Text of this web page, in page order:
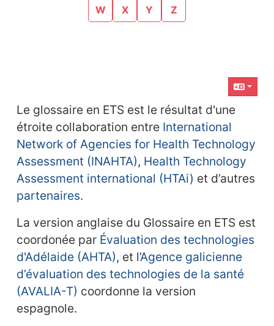
W
X Y Z
Le glossaire en ETS est le résultat d'une
étroite collaboration entre International
Network of Agencies for Health Technology
Assessment (INAHTA), Health Technology
Assessment international (HTAi) et d’autres
partenaires.
La version anglaise du Glossaire en ETS est
coordonée par Évaluation des technologies
d'Adélaide (AHTA), et l’Agence galicienne
d’évaluation des technologies de la santé
(AVALIA-T) coordonne la version
espagnole.